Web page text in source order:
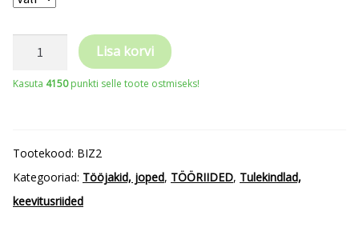
PORTWEST
Lisa korvi
Kasuta 4150punkti selle toote ostmiseks!
Tootekood: BIZ2
Kategooriad: Tööjakid, joped, TÖÖRIIDED, Tulekindlad,
keevitusriided